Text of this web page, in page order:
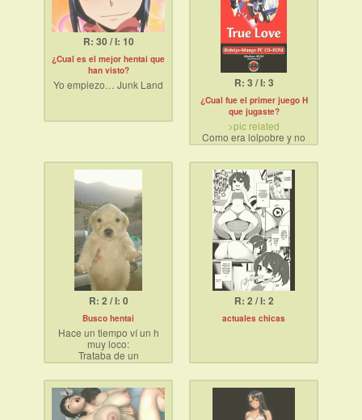
R: 30 / I: 10
¿Cual es el mejor hentai que
han visto?
Yo empiezo… Junk Land R: 3 / I: 3
¿Cual fue el primer juego H
que jugaste?
>pic related
Como era lolpobre y no
tenía PC lo llevaba
zippeado en diskettes y
lo descomprimía para
jugarlo en el cyber
R: 2 / I: 0
Busco hentai
Hace un tiempo ví un h
muy loco:
Trataba de un
protagonista que,
obligado por su
misterioso padre, debe
escoger entre muchas
mujeres quien será su
R: 2 / I: 2
actuales chicas